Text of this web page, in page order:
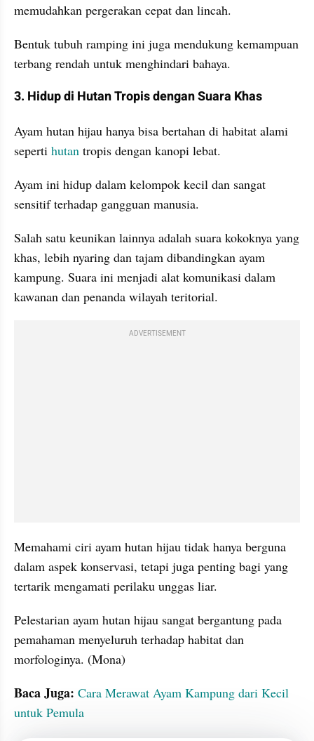
memudahkan pergerakan cepat dan lincah.
Bentuk tubuh ramping ini juga mendukung kemampuan
terbang rendah untuk menghindari bahaya.
3. Hidup di Hutan Tropis dengan Suara Khas
Ayam hutan hijau hanya bisa bertahan di habitat alami
seperti hutan tropis dengan kanopi lebat.
Ayam ini hidup dalam kelompok kecil dan sangat
sensitif terhadap gangguan manusia.
Salah satu keunikan lainnya adalah suara kokoknya yang
khas, lebih nyaring dan tajam dibandingkan ayam
kampung. Suara ini menjadi alat komunikasi dalam
kawanan dan penanda wilayah teritorial.
ADVERTISEMENT
Memahami ciri ayam hutan hijau tidak hanya berguna
dalam aspek konservasi, tetapi juga penting bagi yang
tertarik mengamati perilaku unggas liar.
Pelestarian ayam hutan hijau sangat bergantung pada
pemahaman menyeluruh terhadap habitat dan
morfologinya. (Mona)
Baca Juga: Cara Merawat Ayam Kampung dari Kecil
untuk Pemula